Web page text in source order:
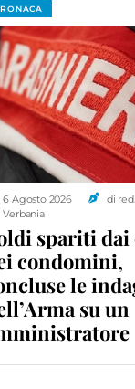
6 Agosto 2026
di red.
Verbania
spariti
condomini,
le
su un